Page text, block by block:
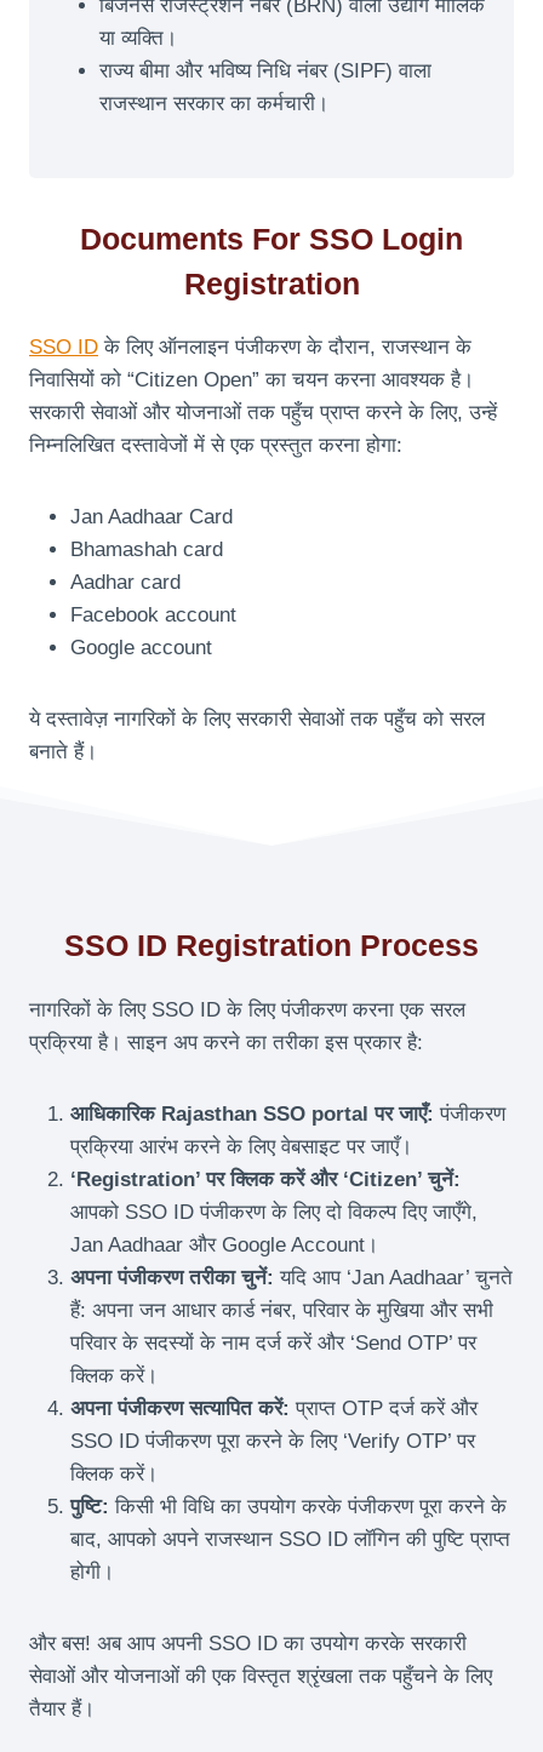
बिजनेस रजिस्ट्रेशन नंबर (BRN) वाला उद्योग मालिक
या व्यक्ति।
राज्य बीमा और भविष्य निधि नंबर (SIPF) वाला
राजस्थान सरकार का कर्मचारी।
Documents For SSO Login
Registration
SSO ID के लिए ऑनलाइन पंजीकरण के दौरान, राजस्थान के
निवासियों को “Citizen Open” का चयन करना आवश्यक है।
सरकारी सेवाओं और योजनाओं तक पहुँच प्राप्त करने के लिए, उन्हें
निम्नलिखित दस्तावेजों में से एक प्रस्तुत करना होगा:
Jan Aadhaar Card
Bhamashah card
Aadhar card
Facebook account
Google account
ये दस्तावेज़ नागरिकों के लिए सरकारी सेवाओं तक पहुँच को सरल
बनाते हैं।
SSO ID Registration Process
नागरिकों के लिए SSO ID के लिए पंजीकरण करना एक सरल
प्रक्रिया है। साइन अप करने का तरीका इस प्रकार है:
आधिकारिक Rajasthan SSO portal पर जाएँ: पंजीकरण
प्रक्रिया आरंभ करने के लिए वेबसाइट पर जाएँ।
‘Registration’ पर क्लिक करें और ‘Citizen’ चुनें:
आपको SSO ID पंजीकरण के लिए दो विकल्प दिए जाएँगे,
Jan Aadhaar और Google Account।
अपना पंजीकरण तरीका चुनें: यदि आप ‘Jan Aadhaar’ चुनते
हैं: अपना जन आधार कार्ड नंबर, परिवार के मुखिया और सभी
परिवार के सदस्यों के नाम दर्ज करें और ‘Send OTP’ पर
क्लिक करें।
अपना पंजीकरण सत्यापित करें: प्राप्त OTP दर्ज करें और
SSO ID पंजीकरण पूरा करने के लिए ‘Verify OTP’ पर
क्लिक करें।
पुष्टि: किसी भी विधि का उपयोग करके पंजीकरण पूरा करने के
बाद, आपको अपने राजस्थान SSO ID लॉगिन की पुष्टि प्राप्त
होगी।
और बस! अब आप अपनी SSO ID का उपयोग करके सरकारी
सेवाओं और योजनाओं की एक विस्तृत श्रृंखला तक पहुँचने के लिए
तैयार हैं।